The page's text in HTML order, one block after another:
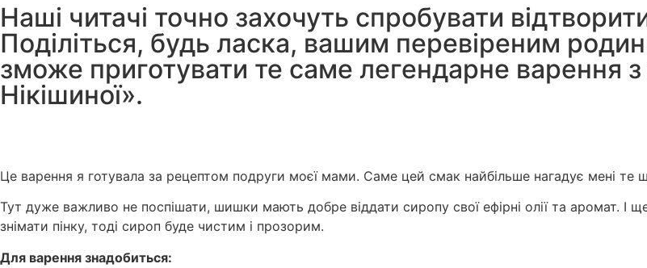
Наші читачі точно захочуть спробувати
Поділіться, будь ласка, вашим перевіреним
зможе приготувати те саме легендарне варення
Нікішиної».
Це варення я готувала за рецептом подруги моєї мами. Саме цей смак найбільше нагадує мені те
Тут дуже важливо не поспішати, шишки мають добре віддати сиропу свої ефірні олії та аромат. І
знімати пінку, тоді сироп буде чистим і прозорим.
Для варення знадобиться: